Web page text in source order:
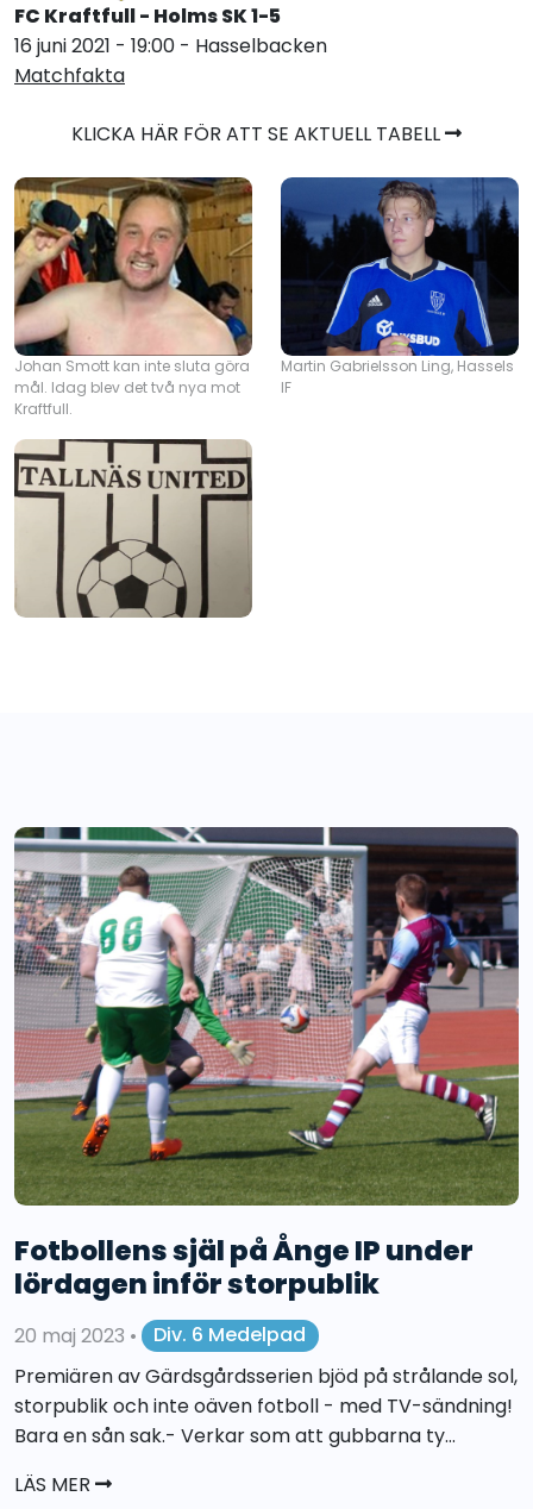
FC Kraftfull - Holms SK 1-5
16 juni 2021 - 19:00 - Hasselbacken
Matchfakta
KLICKA HÄR FÖR ATT SE AKTUELL TABELL
Johan Smott kan inte sluta göra
mål. Idag blev det två nya mot
Kraftfull.
Martin Gabrielsson Ling, Hassels
IF
Fotbollens själ på Ånge IP under
lördagen inför storpublik
20 maj 2023 •
Div. 6 Medelpad
Premiären av Gärdsgårdsserien bjöd på strålande sol,
storpublik och inte oäven fotboll - med TV-sändning!
Bara en sån sak.- Verkar som att gubbarna ty...
LÄS MER